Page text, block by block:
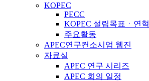
KOPEC
PECC
KOPEC 설립목표ㆍ연혁
주요활동
APEC연구컨소시엄 웹진
자료실
APEC 연구 시리즈
APEC 회의 일정